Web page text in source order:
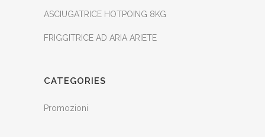
ASCIUGATRICE HOTPOING 8KG
FRIGGITRICE AD ARIA ARIETE
CATEGORIES
Promozioni